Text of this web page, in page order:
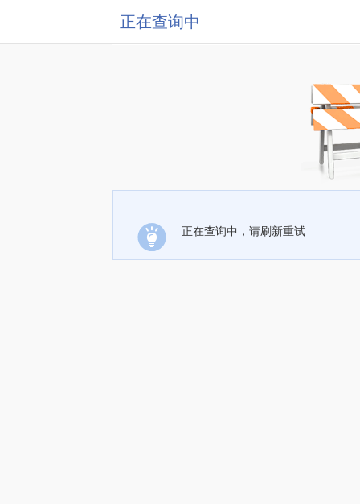
正在查询中
正在查询中，请刷新重试